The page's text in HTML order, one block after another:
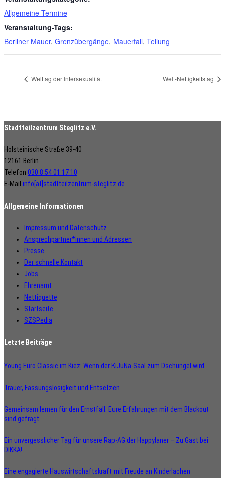
Allgemeine Termine
Veranstaltung-Tags:
Berliner Mauer, Grenzübergänge, Mauerfall, Teilung
Welttag der Intersexualität Welt-Nettigkeitstag
Stadtteilzentrum Steglitz e.V.
Holsteinische Straße 39-40
12161 Berlin
Telefon 030 8 54 01 17 10
E-Mail info[at]stadtteilzentrum-steglitz.de
Allgemeine Informationen
Impressum und Datenschutz
Ansprechpartner*innen und Adressen
Presse
Der schnelle Kontakt
Jobs
Ehrenamt
Nettiquette
Startseite
SZSPedia
Letzte Beiträge
Young Euro Classic im Kiez: Wenn der KiJuNa-Saal zum Dschungel wird
Trauer, Fassungslosigkeit und Entsetzen
Gemeinsam lernen für den Ernstfall: Eure Erfahrungen mit dem Blackout
sind gefragt
Ein unvergesslicher Tag für unsere Rap-AG der Happylaner – Zu Gast bei
DIKKA!
Eine engagierte Hauswirtschaftskraft mit Freude an Kinderlachen